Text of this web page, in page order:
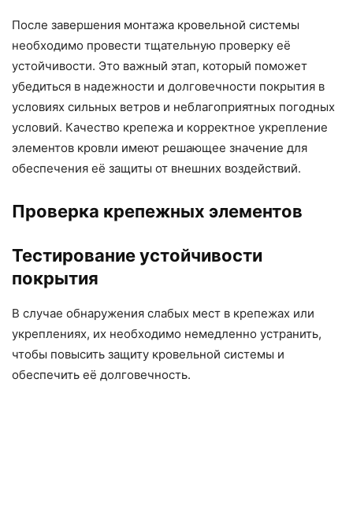
После завершения монтажа кровельной системы
необходимо провести тщательную проверку её
устойчивости. Это важный этап, который поможет
убедиться в надежности и долговечности покрытия в
условиях сильных ветров и неблагоприятных погодных
условий. Качество крепежа и корректное укрепление
элементов кровли имеют решающее значение для
обеспечения её защиты от внешних воздействий.
Проверка крепежных элементов
Тестирование устойчивости
покрытия
В случае обнаружения слабых мест в крепежах или
укреплениях, их необходимо немедленно устранить,
чтобы повысить защиту кровельной системы и
обеспечить её долговечность.